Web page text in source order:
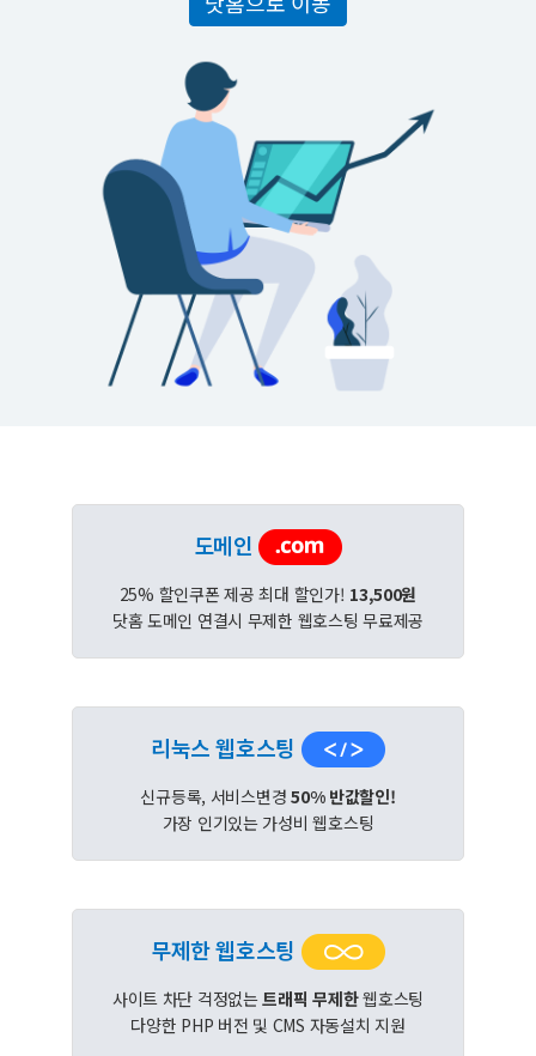
도메인
25% 할인쿠폰 제공 최대 할인가! 13,500원
닷홈 도메인 연결시 무제한 웹호스팅 무료제공
리눅스 웹호스팅
신규등록, 서비스변경50% 반값할인!
가장 인기있는 가성비 웹호스팅
무제한 웹호스팅
사이트 차단 걱정없는트래픽 무제한웹호스팅
다양한 PHP 버전 및 CMS 자동설치 지원